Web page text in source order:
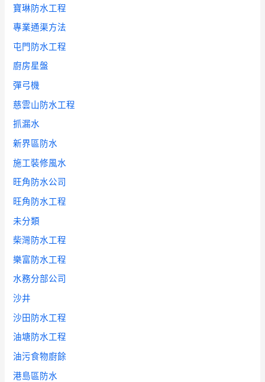
寶琳防水工程
專業通渠方法
屯門防水工程
廚房星盤
彈弓機
慈雲山防水工程
抓漏水
新界區防水
施工裝修風水
旺角防水公司
旺角防水工程
未分類
柴灣防水工程
樂富防水工程
水務分部公司
沙井
沙田防水工程
油塘防水工程
油污食物廚餘
港島區防水